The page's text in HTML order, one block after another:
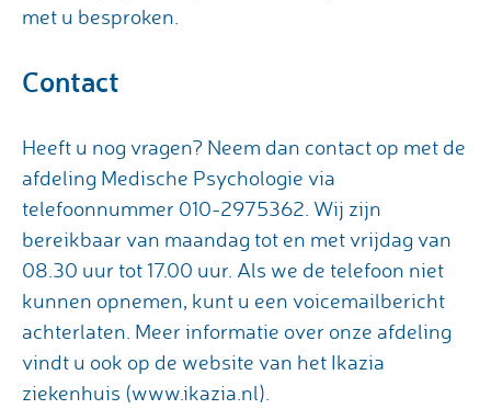
met u besproken.
Contact
Heeft u nog vragen? Neem dan contact op met de
afdeling Medische Psychologie via
telefoonnummer 010-2975362. Wij zijn
bereikbaar van maandag tot en met vrijdag van
08.30 uur tot 17.00 uur. Als we de telefoon niet
kunnen opnemen, kunt u een voicemailbericht
achterlaten. Meer informatie over onze afdeling
vindt u ook op de website van het Ikazia
ziekenhuis (www.ikazia.nl).